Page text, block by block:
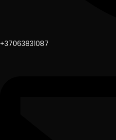
+37063831087